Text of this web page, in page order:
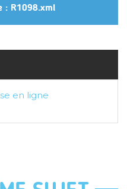
: R1098.xml
en ligne